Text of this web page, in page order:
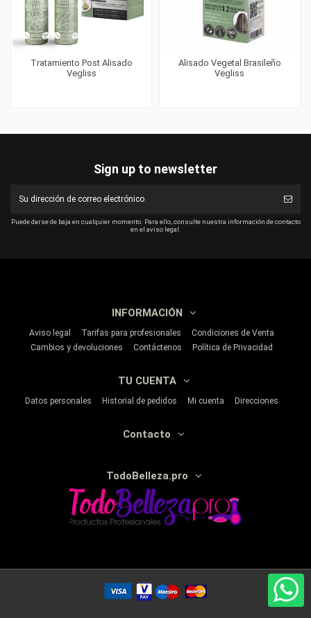
Tratamiento Post Alisado
Vegliss
Alisado Vegetal Brasileño
Vegliss
Sign up to newsletter
Puede darse de baja en cualquier momento. Para ello, consulte nuestra información de contacto
en el aviso legal.
INFORMACIÓN
Aviso legal Tarifas para profesionales
Condiciones de Venta
Cambios y devoluciones
Contáctenos Política de Privacidad
TU CUENTA
Datos personales Historial de pedidos Mi cuenta Direcciones
Contacto
TodoBelleza.pro